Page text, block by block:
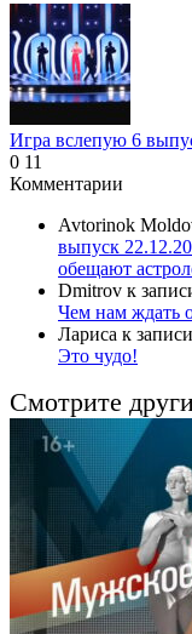
Игра вслепую 6
0 11
Комментарии
Avtorinok
выпуск
обещают
Dmitrov к
Чем нам ждать
Лариса к записи
Это чудо!
Смотрите